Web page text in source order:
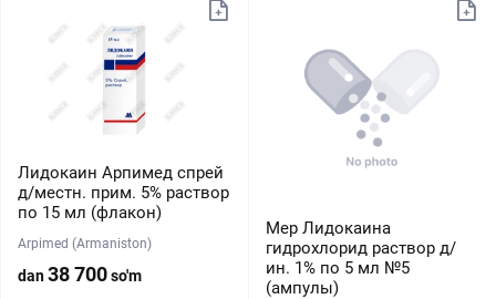
Лидокаин Арпимед спрей
д/местн. прим. 5% раствор
по 15 мл (флакон)
Arpimed (Armaniston)
dan38 700so'm
Мер Лидокаина
гидрохлорид раствор д/
ин. 1% по 5 мл №5
(ампулы)